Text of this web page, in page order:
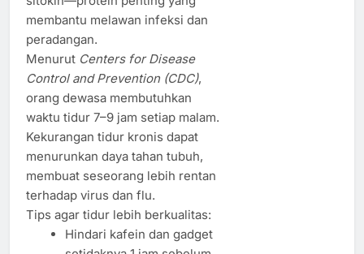
membantu melawan infeksi dan
peradangan.
Menurut Centers for Disease
Control and Prevention (CDC),
orang dewasa membutuhkan
waktu tidur 7–9 jam setiap malam.
Kekurangan tidur kronis dapat
menurunkan daya tahan tubuh,
membuat seseorang lebih rentan
terhadap virus dan flu.
Tips agar tidur lebih berkualitas:
Hindari kafein dan gadget